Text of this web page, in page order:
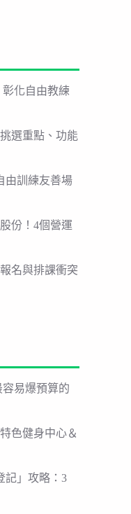
彰化自由教練
選重點、功能
由訓練友善場
份！4個營運
名與排課衝突
易爆預算的
色健身中心＆
記」攻略：3